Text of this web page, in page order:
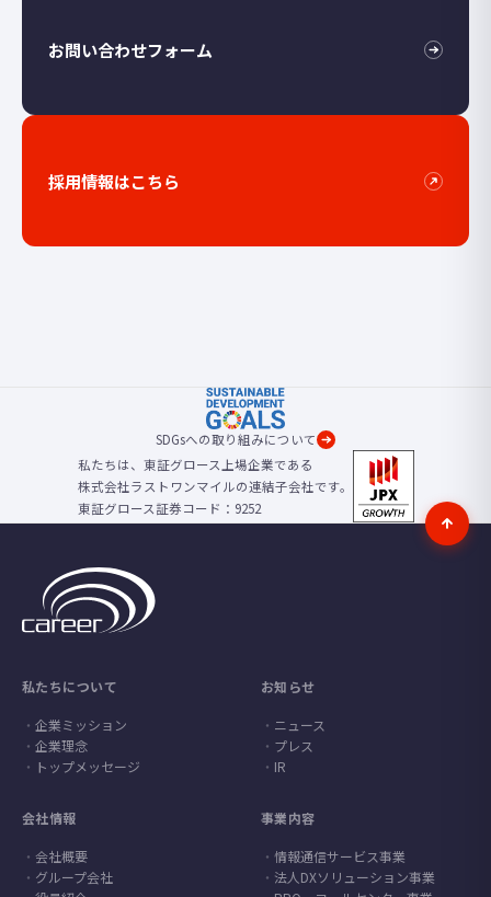
お問い合わせフォーム
採用情報はこちら
私たちは、東証グロース上場企業である
株式会社ラストワンマイルの連結子会社です。
東証グロース証券コード：9252
SDGsへの取り組みについて
私たちについて
企業ミッション
企業理念
トップメッセージ
お知らせ
ニュース
プレス
IR
会社情報
会社概要
グループ会社
事業内容
情報通信サービス事業
法人DXソリューション事業